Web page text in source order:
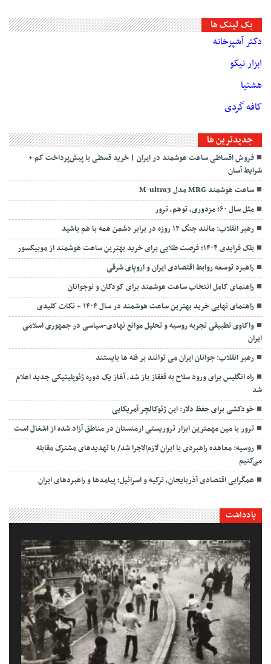
بک لینک ها
دکتر آشپزخانه
ابزار نیکو
هشتیا
کافه گردی
جديدترين ها
فروش اقساطی ساعت هوشمند در ایران | خرید قسطی با پیش‌پرداخت کم +
شرایط آسان
ساعت هوشمند MRG مدل M-ultra3
مثل سال ۶۰؛ مزدوری، توهم، ترور
رهبر انقلاب: مانند جنگ ۱۲ روزه در برابر دشمن همه با هم باشید
بلک فرایدی ۱۴۰۴؛ فرصت طلایی برای خرید بهترین ساعت هوشمند از موبیکسور
راهبرد توسعه روابط اقتصادی ایران و اروپای شرقی
راهنمای کامل انتخاب ساعت هوشمند برای کودکان و نوجوانان
راهنمای نهایی خرید بهترین ساعت هوشمند در سال ۱۴۰۴ + نکات کلیدی
واکاوی تطبیقی تجربه روسیه و تحلیل موانع نهادی-سیاسی در جمهوری اسلامی
ایران
رهبر انقلاب: جوانان ایران می توانند بر قله ها بایستند
راه انگلیس برای ورود سلاح به قفقاز باز شد، آغاز یک دوره ژئوپلیتیکی جدید اعلام
شد
خودکشی برای حفظ دلار: این ژئوکالچر آمریکایی
ترور با مین مهمترین ابزار تروریستی ارمنستان در مناطق آزاد شده از اشغال است
روسیه: معاهده راهبردی با ایران لازم‌الاجرا شد/ با تهدیدهای مشترک مقابله
می‌کنیم
همگرایی اقتصادی آذربایجان، ترکیه و اسرائیل؛ پیامدها و راهبردهای ایران
یادداشت